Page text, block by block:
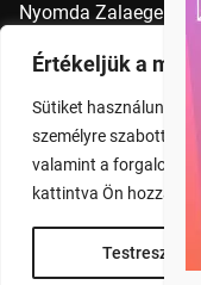
Értékeljük a
Sütiket használunk a
személyre szabott
valamint a forgalom
kattintva Ön
Testreszabás
Nyomda
Pólónyomtatás
Tudásbázis